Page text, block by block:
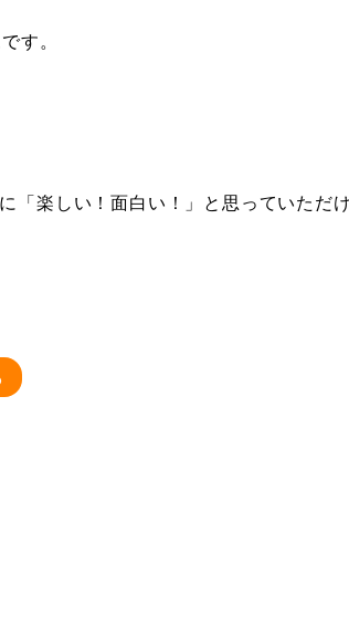
す。
「楽しい！面白い！」と思っていただ